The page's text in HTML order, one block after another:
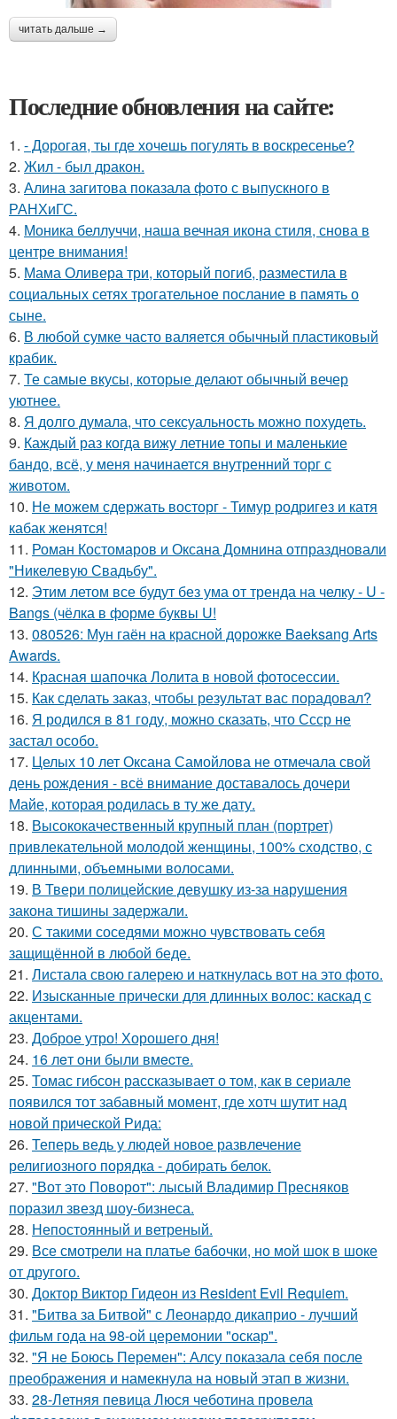
читать дальше →
Последние обновления на сайте:
1. - Дорогая, ты где хочешь погулять в воскресенье?
2. Жил - был дракон.
3. Алина загитова показала фото с выпускного в
РАНХиГС.
4. Моника беллуччи, наша вечная икона стиля, снова в
центре внимания!
5. Мама Оливера три, который погиб, разместила в
социальных сетях трогательное послание в память о
сыне.
6. В любой сумке часто валяется обычный пластиковый
крабик.
7. Те самые вкусы, которые делают обычный вечер
уютнее.
8. Я долго думала, что сексуальность можно похудеть.
9. Каждый раз когда вижу летние топы и маленькие
бандо, всё, у меня начинается внутренний торг с
животом.
10. Не можем сдержать восторг - Тимур родригез и катя
кабак женятся!
11. Роман Костомаров и Оксана Домнина отпраздновали
"Никелевую Свадьбу".
12. Этим летом все будут без ума от тренда на челку - U -
Bangs (чёлка в форме буквы U!
13. 080526: Мун гаён на красной дорожке Baeksang Arts
Awards.
14. Красная шапочка Лолита в новой фотосессии.
15. Как сделать заказ, чтобы результат вас порадовал?
16. Я родился в 81 году, можно сказать, что Ссср не
застал особо.
17. Целых 10 лет Оксана Самойлова не отмечала свой
день рождения - всё внимание доставалось дочери
Майе, которая родилась в ту же дату.
18. Высококачественный крупный план (портрет)
привлекательной молодой женщины, 100% сходство, с
длинными, объемными волосами.
19. В Твери полицейские девушку из-за нарушения
закона тишины задержали.
20. С такими соседями можно чувствовать себя
защищённой в любой беде.
21. Листала свою галерею и наткнулась вот на это фото.
22. Изысканные прически для длинных волос: каскад с
акцентами.
23. Доброе утро! Хорошего дня!
24. 16 лeт oни были вмecтe.
25. Томас гибсон рассказывает о том, как в сериале
появился тот забавный момент, где хотч шутит над
новой прической Рида:
26. Теперь ведь у людей новое развлечение
религиозного порядка - добирать белок.
27. "Вот это Поворот": лысый Владимир Пресняков
поразил звезд шоу-бизнеса.
28. Непостоянный и ветреный.
29. Все смотрели на платье бабочки, но мой шок в шоке
от другого.
30. Доктор Виктор Гидеон из Resident Evil Requiem.
31. "Битва за Битвой" с Леонардо дикаприо - лучший
фильм года на 98-ой церемонии "оскар".
32. "Я не Боюсь Перемен": Алсу показала себя после
преображения и намекнула на новый этап в жизни.
33. 28-Летняя певица Люся чеботина провела